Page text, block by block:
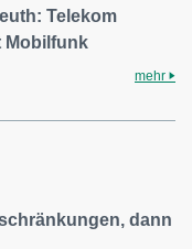
Telekom
Mobilfunk
mehr
dann